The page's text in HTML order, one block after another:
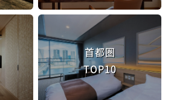
首都圏
TOP10